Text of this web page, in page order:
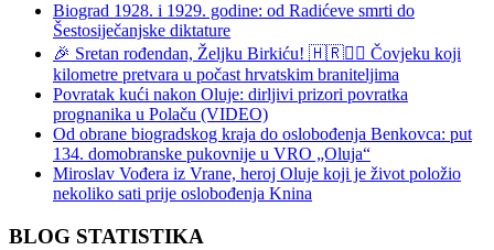
Biograd 1928. i 1929. godine: od Radićeve smrti do
Šestosiječanjske diktature
🎉 Sretan rođendan, Željku Birkiću! 🇭🇷🏃‍♂️ Čovjeku koji
kilometre pretvara u počast hrvatskim braniteljima
Povratak kući nakon Oluje: dirljivi prizori povratka
prognanika u Polaču (VIDEO)
Od obrane biogradskog kraja do oslobođenja Benkovca: put
134. domobranske pukovnije u VRO „Oluja“
Miroslav Vođera iz Vrane, heroj Oluje koji je život položio
nekoliko sati prije oslobođenja Knina
BLOG STATISTIKA